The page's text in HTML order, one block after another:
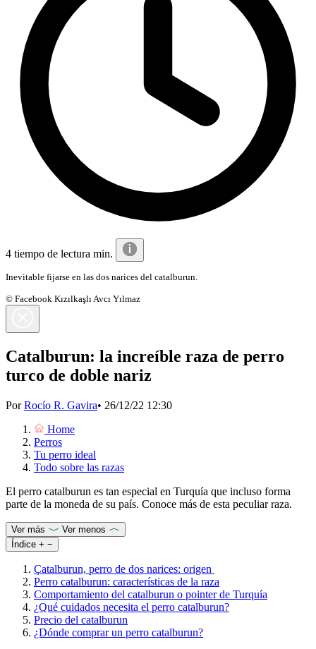
4 tiempo de lectura min.
Inevitable fijarse en las dos narices del catalburun.
© Facebook Kızılkaşlı Avcı Yılmaz
Catalburun: la increíble raza de perro
turco de doble nariz
PorRocío R. Gavira• 26/12/22 12:30
Home
Perros
Tu perro ideal
Todo sobre las razas
El perro catalburun es tan especial en Turquía que incluso forma
parte de la moneda de su país. Conoce más de esta peculiar raza.
Ver más
Ver menos
Índice + −
Çatalburun, perro de dos narices: origen
Perro catalburun: características de la raza
Comportamiento del catalburun o pointer de Turquía
¿Qué cuidados necesita el perro catalburun?
Precio del catalburun
¿Dónde comprar un perro catalburun?